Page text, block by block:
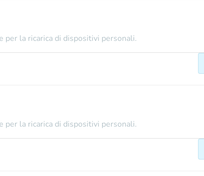
per la ricarica di dispositivi personali.
per la ricarica di dispositivi personali.